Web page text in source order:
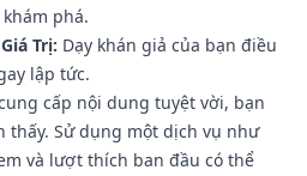
phá.
Trị: Dạy khán giả của bạn điều
lập tức.
cấp nội dung tuyệt vời, bạn
thấy. Sử dụng một dịch vụ như
và lượt thích ban đầu có thể